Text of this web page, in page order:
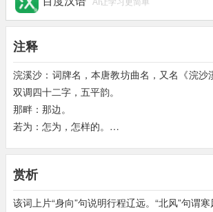
AI让学习更简单
注释
浣溪沙：词牌名，本唐教坊曲名，又名《浣沙
双调四十二字，五平韵。
那畔：那边。
若为：怎为，怎样的。
赏析
该词上片“身向”句说明行程辽远。“北风”句谓